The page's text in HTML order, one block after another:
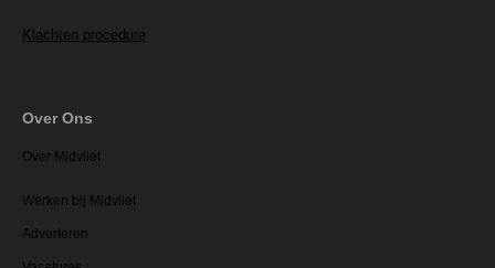
Klachten procedure
Over Ons
Over Midvliet
Werken bij Midvliet
Adverteren